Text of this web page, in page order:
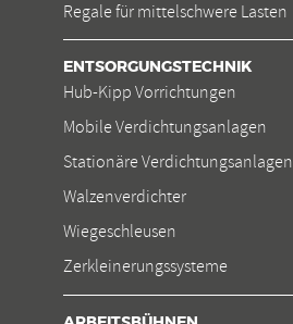
Regale für mittelschwere Lasten
ENTSORGUNGSTECHNIK
Hub-Kipp Vorrichtungen
Mobile Verdichtungsanlagen
Stationäre Verdichtungsanlagen
Walzenverdichter
Wiegeschleusen
Zerkleinerungssysteme